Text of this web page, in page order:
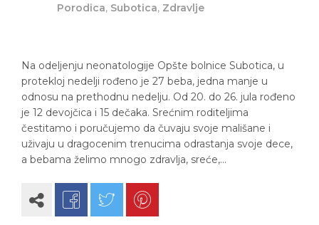
Porodica, Subotica, Zdravlje
Na odeljenju neonatologije Opšte bolnice Subotica, u
protekloj nedelji rođeno je 27 beba, jedna manje u
odnosu na prethodnu nedelju. Od 20. do 26. jula rođeno
je 12 devojčica i 15 dečaka. Srećnim roditeljima
čestitamo i poručujemo da čuvaju svoje mališane i
uživaju u dragocenim trenucima odrastanja svoje dece,
a bebama želimo mnogo zdravlja, sreće,…